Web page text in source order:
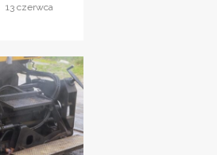
13 czerwca